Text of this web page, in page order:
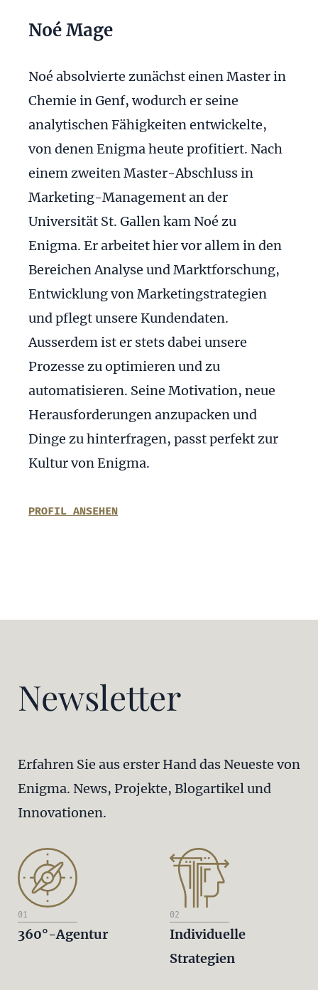
Noé Mage
Noé absolvierte zunächst einen Master in
Chemie in Genf, wodurch er seine
analytischen Fähigkeiten entwickelte,
von denen Enigma heute profitiert. Nach
einem zweiten Master-Abschluss in
Marketing-Management an der
Universität St. Gallen kam Noé zu
Enigma. Er arbeitet hier vor allem in den
Bereichen Analyse und Marktforschung,
Entwicklung von Marketingstrategien
und pflegt unsere Kundendaten.
Ausserdem ist er stets dabei unsere
Prozesse zu optimieren und zu
automatisieren. Seine Motivation, neue
Herausforderungen anzupacken und
Dinge zu hinterfragen, passt perfekt zur
Kultur von Enigma.
PROFIL ANSEHEN
Newsletter
Erfahren Sie aus erster Hand das Neueste von
Enigma. News, Projekte, Blogartikel und
Innovationen.
01
360°-Agentur
02
Individuelle
Strategien